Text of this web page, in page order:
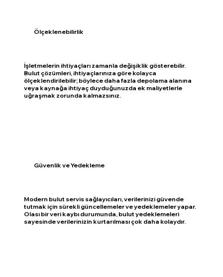
Ölçeklenebilirlik
İşletmelerin ihtiyaçları zamanla değişiklik gösterebilir.
Bulut çözümleri, ihtiyaçlarınıza göre kolayca
ölçeklendirilebilir; böylece daha fazla depolama alanına
veya kaynağa ihtiyaç duyduğunuzda ek maliyetlerle
uğraşmak zorunda kalmazsınız.
Güvenlik ve Yedekleme
Modern bulut servis sağlayıcıları, verilerinizi güvende
tutmak için sürekli güncellemeler ve yedeklemeler yapar.
Olası bir veri kaybı durumunda, bulut yedeklemeleri
sayesinde verilerinizin kurtarılması çok daha kolaydır.